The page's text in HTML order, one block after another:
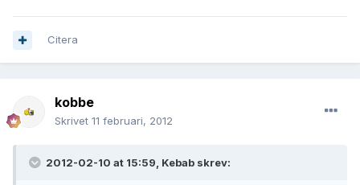
Citera
kobbe
Skrivet 11 februari, 2012
2012-02-10 at 15:59, Kebab skrev: